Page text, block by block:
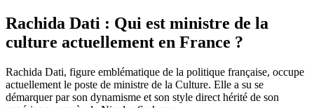
Rachida Dati : Qui est ministre de la
culture actuellement en France ?
Rachida Dati, figure emblématique de la politique française, occupe
actuellement le poste de ministre de la Culture. Elle a su se
démarquer par son dynamisme et son style direct hérité de son